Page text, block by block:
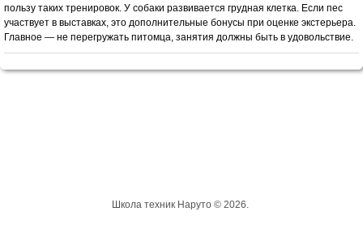
пользу таких тренировок. У собаки развивается грудная клетка. Если пес
участвует в выставках, это дополнительные бонусы при оценке экстерьера.
Главное — не перегружать питомца, занятия должны быть в удовольствие.
Школа техник Наруто © 2026.